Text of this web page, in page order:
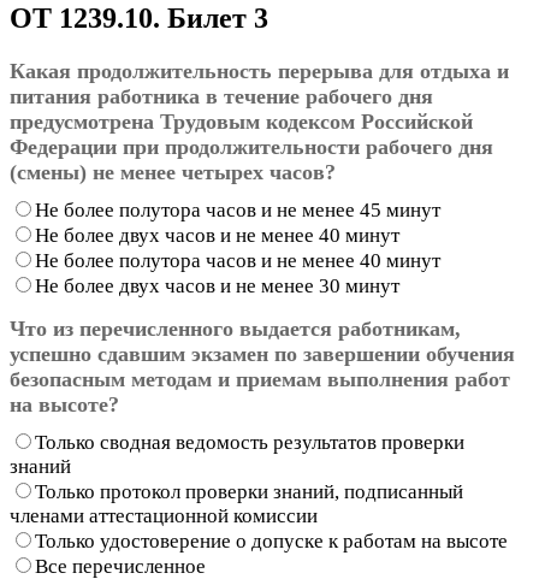
ОТ 1239.10. Билет 3
Какая продолжительность перерыва для отдыха и
питания работника в течение рабочего дня
предусмотрена Трудовым кодексом Российской
Федерации при продолжительности рабочего дня
(смены) не менее четырех часов?
Не более полутора часов и не менее 45 минут
Не более двух часов и не менее 40 минут
Не более полутора часов и не менее 40 минут
Не более двух часов и не менее 30 минут
Что из перечисленного выдается работникам,
успешно сдавшим экзамен по завершении обучения
безопасным методам и приемам выполнения работ
на высоте?
Только сводная ведомость результатов проверки
знаний
Только протокол проверки знаний, подписанный
членами аттестационной комиссии
Только удостоверение о допуске к работам на высоте
Все перечисленное